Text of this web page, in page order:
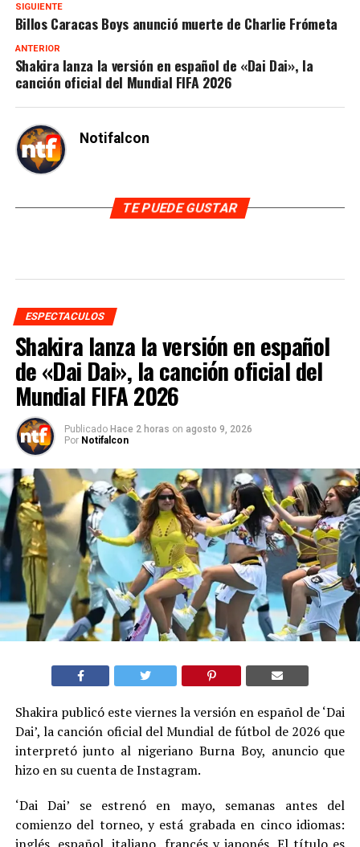
SIGUIENTE
Billos Caracas Boys anunció muerte de Charlie Frómeta
ANTERIOR
Shakira lanza la versión en español de «Dai Dai», la
canción oficial del Mundial FIFA 2026
Notifalcon
TE PUEDE GUSTAR
ESPECTACULOS
Shakira lanza la versión en español
de «Dai Dai», la canción oficial del
Mundial FIFA 2026
Publicado Hace 2 horas on agosto 9, 2026
Por Notifalcon
Shakira publicó este viernes la versión en español de ‘Dai
Dai’, la canción oficial del Mundial de fútbol de 2026 que
interpretó junto al nigeriano Burna Boy, anuncio que
hizo en su cuenta de Instagram.
‘Dai Dai’ se estrenó en mayo, semanas antes del
comienzo del torneo, y está grabada en cinco idiomas: